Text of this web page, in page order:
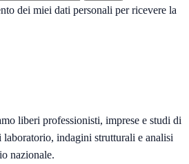
dei miei dati personali per ricevere la
liberi professionisti, imprese e studi di
indagini strutturali e analisi
nazionale.